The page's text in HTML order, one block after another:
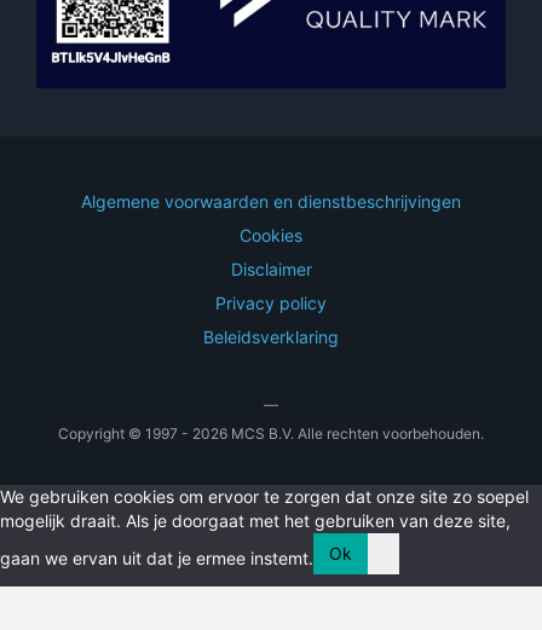
Algemene voorwaarden en dienstbeschrijvingen
Cookies
Disclaimer
Privacy policy
Beleidsverklaring
—
Copyright © 1997 - 2026 MCS B.V. Alle rechten voorbehouden.
We gebruiken cookies om ervoor te zorgen dat onze site zo soepel
mogelijk draait. Als je doorgaat met het gebruiken van deze site,
gaan we ervan uit dat je ermee instemt.
Ok